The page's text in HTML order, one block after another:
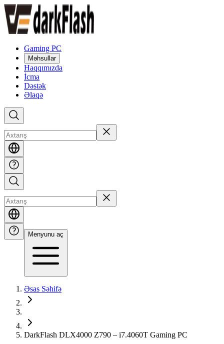
Gaming PC
Məhsullar
Haqqımızda
İcma
Dəstək
Əlaqə
Menyunu aç
Əsas Səhifə
DarkFlash DLX4000 Z790 – i7.4060T Gaming PC